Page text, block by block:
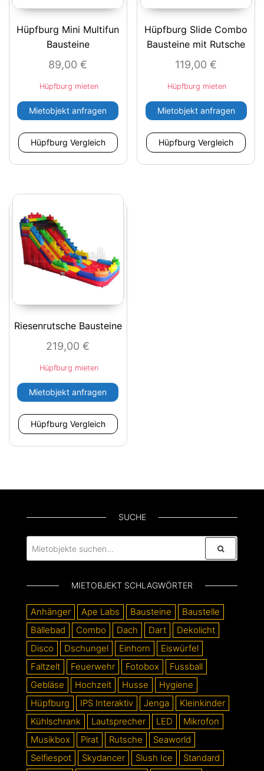
Hüpfburg Mini Multifun
Bausteine
89,00€
Hüpfburg mieten
Mietobjekt anfragen
Hüpfburg Vergleich
Hüpfburg Slide Combo
Bausteine mit Rutsche
119,00€
Hüpfburg mieten
Mietobjekt anfragen
Hüpfburg Vergleich
Riesenrutsche Bausteine
219,00€
Hüpfburg mieten
Mietobjekt anfragen
Hüpfburg Vergleich
SUCHE
MIETOBJEKT SCHLAGWÖRTER
Anhänger Ape Labs Bausteine
Baustelle
Bällebad
Combo Dach Dart
Dekolicht
Disco
Dschungel Einhorn
Eiswürfel
Faltzelt
Feuerwehr Fotobox
Fussball
Gebläse
Hochzeit Husse
Hygiene
Hüpfburg
IPS Interaktiv Jenga
Kleinkinder
Kühlschrank
Lautsprecher LED
Mikrofon
Musikbox
Pirat Rutsche
Seaworld
Selfiespot
Skydancer Slush Ice
Standard